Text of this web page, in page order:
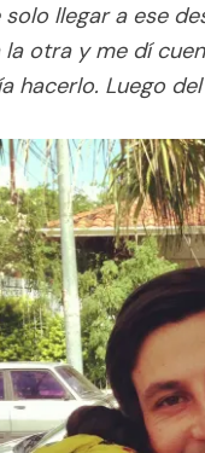
llegar a ese
otra y me dí
hacerlo. Luego